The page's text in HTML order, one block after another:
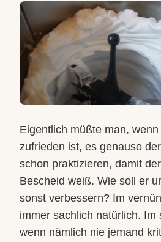
Eigentlich müßte man,
zufrieden ist, es genauso
schon praktizieren, damit
Bescheid weiß. Wie soll er
sonst verbessern? Im
immer sachlich natürlich. Im
wenn nämlich nie jemand